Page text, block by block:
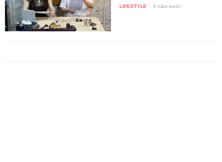
chỉ…
LIFESTYLE - 5 năm trước